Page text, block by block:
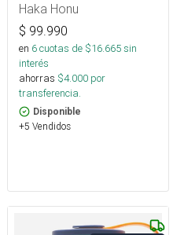
Haka Honu
$ 99.990
en 6cuotas de $16.665sin
interés
ahorras $4.000 por
transferencia.
Disponible
+5 Vendidos